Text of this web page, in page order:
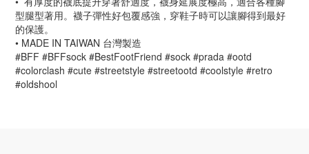
型腿型著用。襪子彈性好包覆感強，穿鞋子時可以讓腳得到最好
的保護。
• MADE IN TAIWAN 台灣製造
#BFF #BFFsock #BestFootFriend #sock #prada #ootd
#colorclash #cute #streetstyle #streetootd #coolstyle #retro
#oldshool